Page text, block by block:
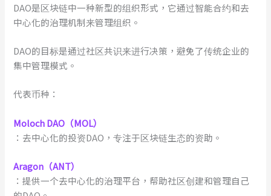
DAO是区块链中一种新型的组织形式，它通过智能合约和去
中心化的治理机制来管理组织。
DAO的目标是通过社区共识来进行决策，避免了传统企业的
集中管理模式。
代表币种：
Moloch DAO（MOL）
：去中心化的投资DAO，专注于区块链生态的资助。
Aragon（ANT）
：提供一个去中心化的治理平台，帮助社区创建和管理自己